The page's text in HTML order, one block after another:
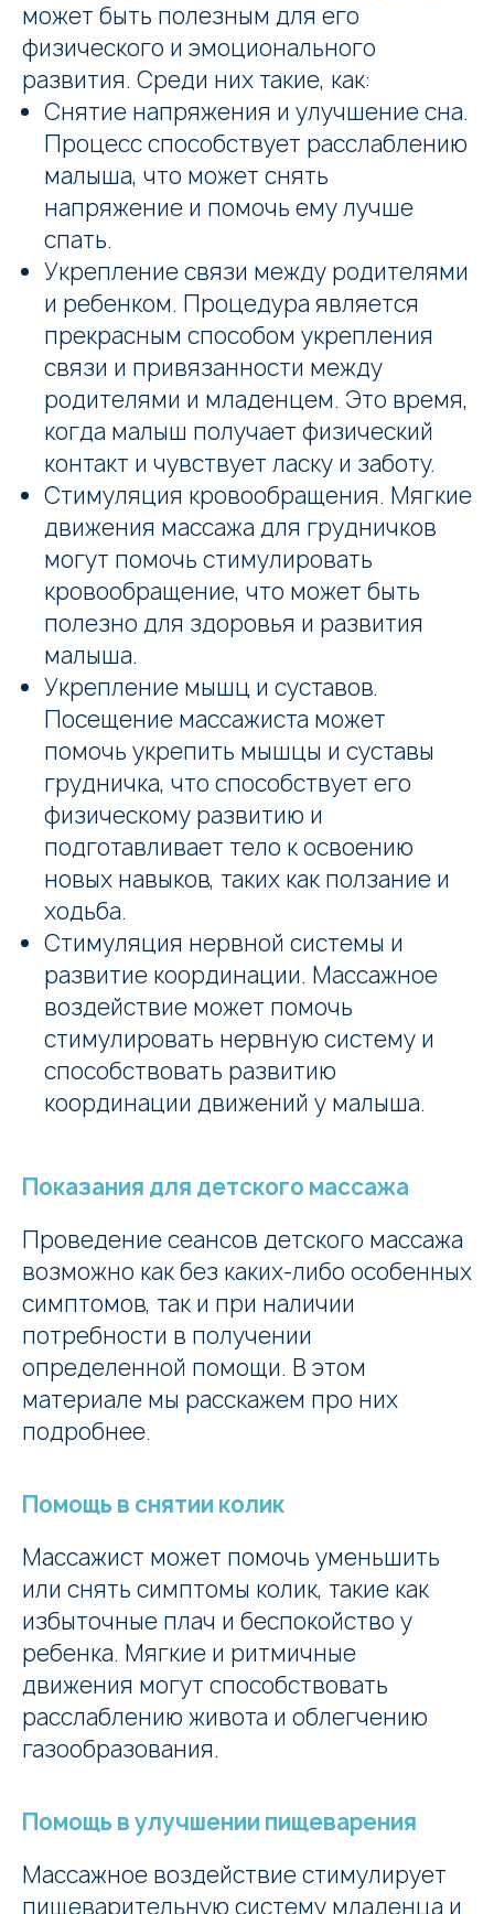
может быть полезным для его
физического и эмоционального
развития. Среди них такие, как:
Снятие напряжения и улучшение сна.
Процесс способствует расслаблению
малыша, что может снять
напряжение и помочь ему лучше
спать.
Укрепление связи между родителями
и ребенком. Процедура является
прекрасным способом укрепления
связи и привязанности между
родителями и младенцем. Это время,
когда малыш получает физический
контакт и чувствует ласку и заботу.
Стимуляция кровообращения. Мягкие
движения массажа для грудничков
могут помочь стимулировать
кровообращение, что может быть
полезно для здоровья и развития
малыша.
Укрепление мышц и суставов.
Посещение массажиста может
помочь укрепить мышцы и суставы
грудничка, что способствует его
физическому развитию и
подготавливает тело к освоению
новых навыков, таких как ползание и
ходьба.
Стимуляция нервной системы и
развитие координации. Массажное
воздействие может помочь
стимулировать нервную систему и
способствовать развитию
координации движений у малыша.
Показания для детского массажа
Проведение сеансов детского массажа
возможно как без каких-либо особенных
симптомов, так и при наличии
потребности в получении
определенной помощи. В этом
материале мы расскажем про них
подробнее.
Помощь в снятии колик
Массажист может помочь уменьшить
или снять симптомы колик, такие как
избыточные плач и беспокойство у
ребенка. Мягкие и ритмичные
движения могут способствовать
расслаблению живота и облегчению
газообразования.
Помощь в улучшении пищеварения
Массажное воздействие стимулирует
пищеварительную систему младенца и